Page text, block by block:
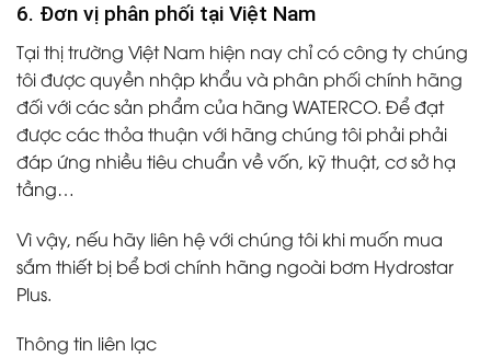
6. Đơn vị phân phối tại Việt Nam
Tại thị trường Việt Nam hiện nay chỉ có công ty chúng
tôi được quyền nhập khẩu và phân phối chính hãng
đối với các sản phẩm của hãng WATERCO. Để đạt
được các thỏa thuận với hãng chúng tôi phải phải
đáp ứng nhiều tiêu chuẩn về vốn, kỹ thuật, cơ sở hạ
tầng…
Vì vậy, nếu hãy liên hệ với chúng tôi khi muốn mua
sắm thiết bị bể bơi chính hãng ngoài bơm Hydrostar
Plus.
Thông tin liên lạc